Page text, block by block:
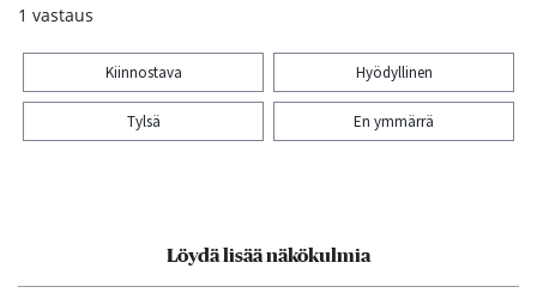
1 vastaus
Kiinnostava Hyödyllinen
Tylsä En ymmärrä
Löydä lisää näkökulmia